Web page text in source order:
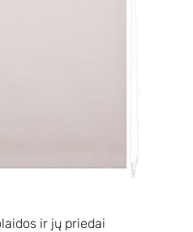
ir jų priedai